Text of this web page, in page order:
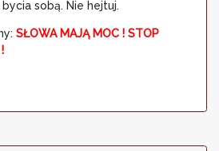
sobą. Nie hejtuj.
SŁOWA MAJĄ MOC ! STOP